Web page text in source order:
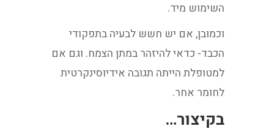
השימוש מיד.
וכמובן, אם יש חשש לבעיה בתפקודי
הכבד- כדאי להיזהר במתן הצמח. וגם אם
למטופלת הייתה תגובה אידיוסינקרטית
לחומר אחר.
בקיצור…